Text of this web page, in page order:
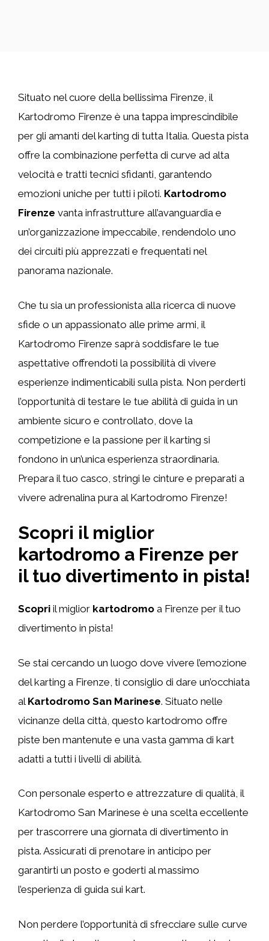
Situato nel cuore della bellissima Firenze, il
Kartodromo Firenze è una tappa imprescindibile
per gli amanti del karting di tutta Italia. Questa pista
offre la combinazione perfetta di curve ad alta
velocità e tratti tecnici sfidanti, garantendo
emozioni uniche per tutti i piloti. Kartodromo
Firenze vanta infrastrutture all’avanguardia e
un’organizzazione impeccabile, rendendolo uno
dei circuiti più apprezzati e frequentati nel
panorama nazionale.
Che tu sia un professionista alla ricerca di nuove
sfide o un appassionato alle prime armi, il
Kartodromo Firenze saprà soddisfare le tue
aspettative offrendoti la possibilità di vivere
esperienze indimenticabili sulla pista. Non perderti
l’opportunità di testare le tue abilità di guida in un
ambiente sicuro e controllato, dove la
competizione e la passione per il karting si
fondono in un’unica esperienza straordinaria.
Prepara il tuo casco, stringi le cinture e preparati a
vivere adrenalina pura al Kartodromo Firenze!
Scopri il miglior
kartodromo a Firenze per
il tuo divertimento in pista!
Scopri il miglior kartodromo a Firenze per il tuo
divertimento in pista!
Se stai cercando un luogo dove vivere l’emozione
del karting a Firenze, ti consiglio di dare un’occhiata
al Kartodromo San Marinese. Situato nelle
vicinanze della città, questo kartodromo offre
piste ben mantenute e una vasta gamma di kart
adatti a tutti i livelli di abilità.
Con personale esperto e attrezzature di qualità, il
Kartodromo San Marinese è una scelta eccellente
per trascorrere una giornata di divertimento in
pista. Assicurati di prenotare in anticipo per
garantirti un posto e goderti al massimo
l’esperienza di guida sui kart.
Non perdere l’opportunità di sfrecciare sulle curve